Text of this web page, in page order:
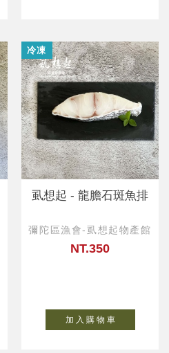
冷凍
虱想起 - 龍膽石斑魚排
彌陀區漁會-虱想起物產館
NT.350
加 入 購 物 車